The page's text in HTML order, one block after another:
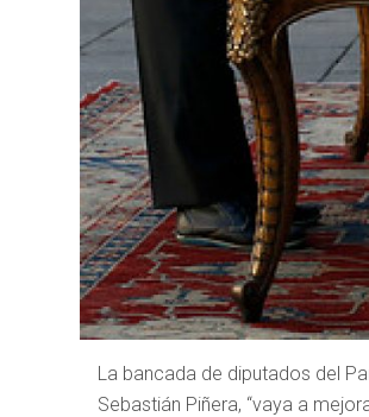
La bancada de diputados del
Sebastián Piñera, “vaya a